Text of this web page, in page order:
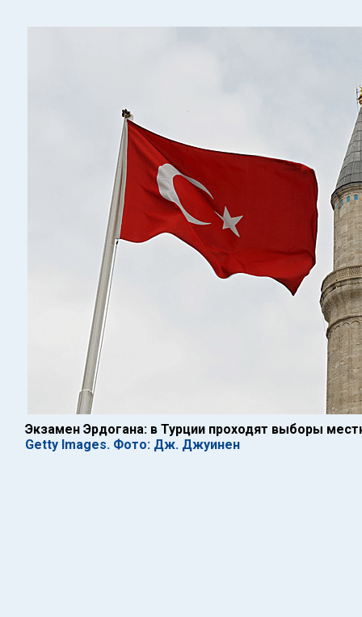
Экзамен Эрдогана: в Турции проходят выборы
Getty Images. Фото: Дж. Джуинен